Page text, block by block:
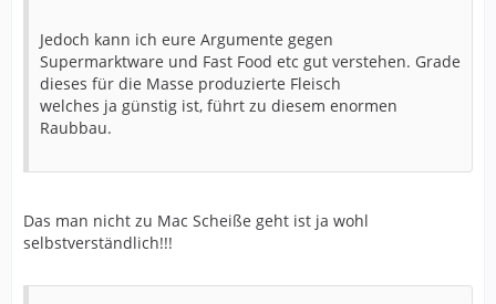
Jedoch kann ich eure Argumente gegen
Supermarktware und Fast Food etc gut verstehen. Grade
dieses für die Masse produzierte Fleisch
welches ja günstig ist, führt zu diesem enormen
Raubbau.
Das man nicht zu Mac Scheiße geht ist ja wohl
selbstverständlich!!!